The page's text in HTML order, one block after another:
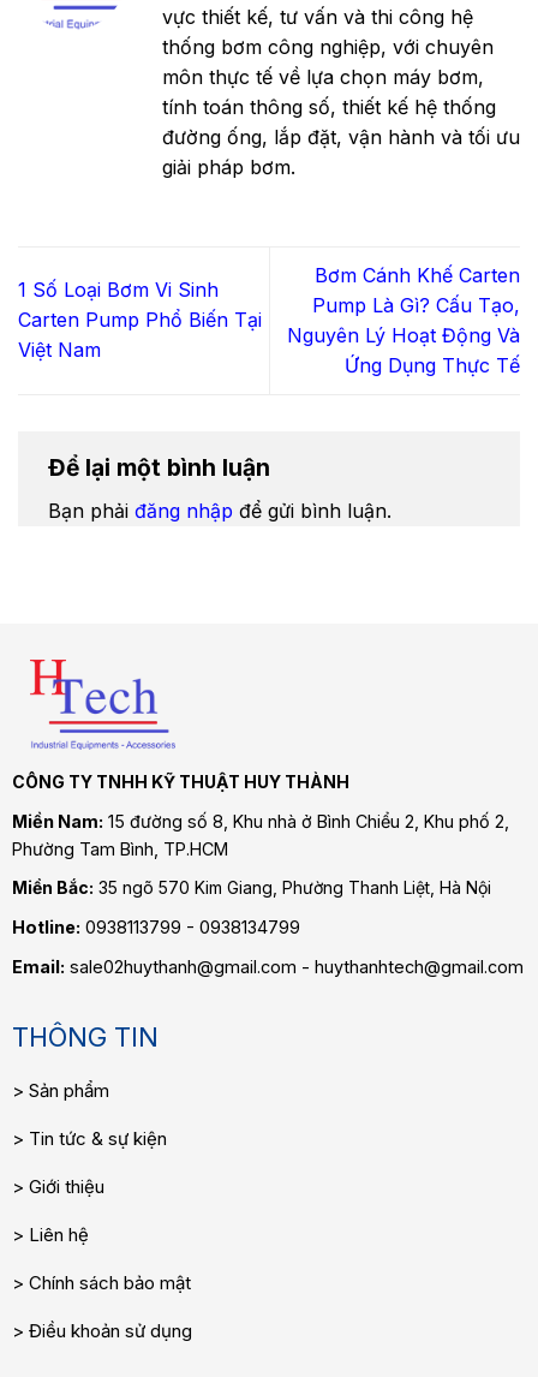
vực thiết kế, tư vấn và thi công hệ
thống bơm công nghiệp, với chuyên
môn thực tế về lựa chọn máy bơm,
tính toán thông số, thiết kế hệ thống
đường ống, lắp đặt, vận hành và tối ưu
giải pháp bơm.
1 Số Loại Bơm Vi Sinh
Carten Pump Phổ Biến Tại
Việt Nam
Bơm Cánh Khế Carten
Pump Là Gì? Cấu Tạo,
Nguyên Lý Hoạt Động Và
Ứng Dụng Thực Tế
Để lại một bình luận
Bạn phải đăng nhập để gửi bình luận.
CÔNG TY TNHH KỸ THUẬT HUY THÀNH
Miền Nam: 15 đường số 8, Khu nhà ở Bình Chiểu 2, Khu phố 2,
Phường Tam Bình , TP.HCM
Miền Bắc: 35 ngõ 570 Kim Giang, Phường Thanh Liệt, Hà Nội
Hotline: 0938113799 - 0938134799
Email: sale02huythanh@gmail.com - huythanhtech@gmail.com
THÔNG TIN
Sản phẩm
Tin tức & sự kiện
Giới thiệu
Liên hệ
Chính sách bảo mật
Điều khoản sử dụng